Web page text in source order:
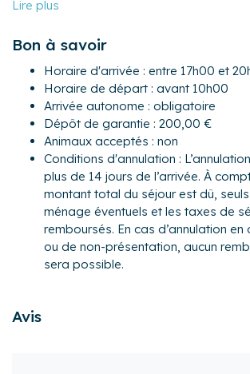
- Une cuisine équipée avec notamment :
vaisselle, plaques de cuisson, cafetière
rapprocher pour former un lit king-size,
3 tiroirs, TV
- Une salle de bain avec douche et
- Un WC séparé
Pour encore plus de confort, les
d’investir dans les équipements
suivants : lave-linge, table et fer à
matelas.
Extérieur :
- Un terrasse d'environ 5 m² avec mobilier
L'appartement est idéalement situé au
Bon à savoir
Horaire d'arrivée : entre 17h00 et
Horaire de départ : avant 10h00
Arrivée autonome : obligatoire
Dépôt de garantie : 200,00 €
Animaux acceptés : non
Conditions d'annulation :
plus de 14 jours de l’arrivée. À
montant total du séjour est dû,
ménage éventuels et les taxes de
remboursés. En cas d’annulation
ou de non-présentation, aucun
sera possible.
Avis